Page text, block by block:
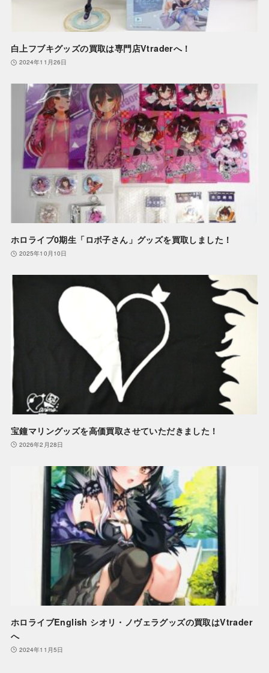
白上フブキグッズの買取は専門店Vtraderへ！
2024年11月26日
ホロライブ0期生「ロボ子さん」グッズを買取しました！
2025年10月10日
宝鐘マリングッズを高価買取させていただきました！
2026年2月28日
ホロライブEnglish シオリ・ノヴェラグッズの買取はVtrader
へ
2024年11月5日